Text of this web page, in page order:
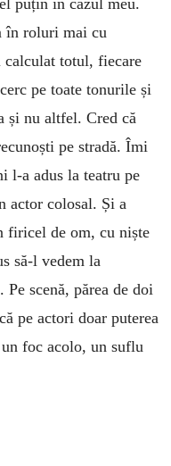
în roluri mai cu
calculat totul, fiecare
pe toate tonurile și
și nu altfel. Cred că
pe stradă. Îmi
l-a adus la teatru pe
actor colosal. Și a
firicel de om, cu niște
să-l vedem la
scenă, părea de doi
pe actori doar puterea
foc acolo, un suflu